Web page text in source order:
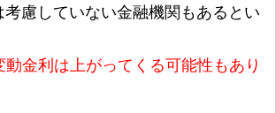
考慮していない金融機関もあるとい
動金利は上がってくる可能性もあり